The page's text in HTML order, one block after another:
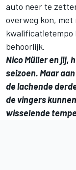
auto neer te
overweg kon, met
kwalificatietempo
behoorlijk.
Nico Müller en jij,
seizoen. Maar
de lachende
de vingers
wisselende